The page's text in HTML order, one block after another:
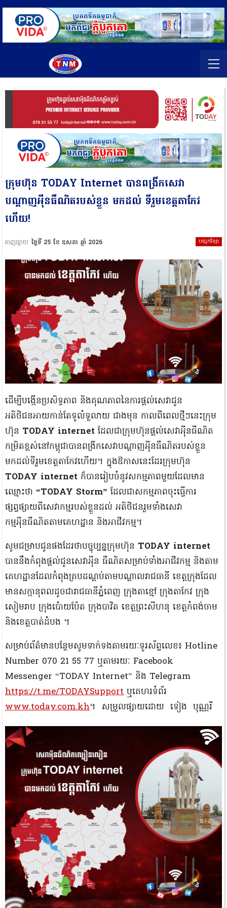
ក្រុមហ៊ុន TODAY Internet បានពង្រីកសេវា
បណ្ដាញអុីនធឺណិតរបស់ខ្លួន មកដល់ ទីរួមខេត្តតាកែវ
ហើយ!
បច្ចេកវិទ្យា
ចេញផ្សាយ ថ្ងៃទី 25 ខែ ឧសភា ឆ្នាំ 2026
ដេីម្បីបង្កេីនប្រសិទ្ធភាព និងគុណភាពនៃការផ្តល់សេវាជូន
អតិថិជនអាយកាន់តែទូលំទួលាយ ជាងមុន កាលពីពេលថ្មីៗនេះក្រុម
ហ៊ុន TODAY internet​ដែលជាក្រុមហ៊ុនផ្ដល់សេវាអុីនធឺណិត
កម្រិតខ្ពស់នៅកម្ពុជាបានពង្រីកសេវាបណ្ដាញអុីនធឺណិតរបស់ខ្លួន
មកដល់ទីរួមខេត្តតាកែវហើយ។ ​ក្នុងឱកាសនេះដែរក្រុមហ៊ុន
TODAY internet ក៏បានរៀបចំនូវសកម្មភាពមួយដែលមាន
ឈ្មោះថា “TODAY Storm”ដែលជាសកម្មភាពចុះធ្វើការ
ផ្សព្វផ្សាយពីសេវាកម្មរបស់ខ្លួនដល់ អតិថិជនរួមទាំងសេវា
កម្មអុីនធឺណិតតាមគេហដ្ឋាន និងអាជីវកម្ម។​​​
សូមជម្រាបជូនផងដែរថាបច្ចុប្បន្នក្រុមហ៊ុន TODAY internet
បាននឹងកំពុងផ្តល់ជូនសេវាអុីន ធឺណិតសម្រាប់ទាំងអាជីវកម្ម និងតាម
គេហដ្ឋានដែលកំពុងគ្របដណ្តប់តាមបណ្ដាលរាជធានី ខេត្តក្រុងដែល
មានសក្កានុពលដូចជារាជធានីភ្នំពេញ ក្រុងតាខ្មៅ ក្រុងតាកែវ ក្រុង
សៀមរាប ក្រុងប៉ោយប៉ែត ក្រុងបាវិត ខេត្តព្រះសីហនុ ខេត្តកំពង់ចាម
និងខេត្តបាត់ដំបង ។
សម្រាប់ព័ត៌មានបន្ថែមសូមទាក់ទងតាមរយៈទូរស័ព្ទលេខ៖ Hotline
Number 070 21 55 77 ឬតាមរយៈ Facebook
Messenger “TODAY Internet” និង Telegram
https://t.me/TODAYSupport ឬគេហរទំព័រ
www.today.com.kh។ សម្រួលផ្សាយដោយ ទៀង បុណ្ណរី